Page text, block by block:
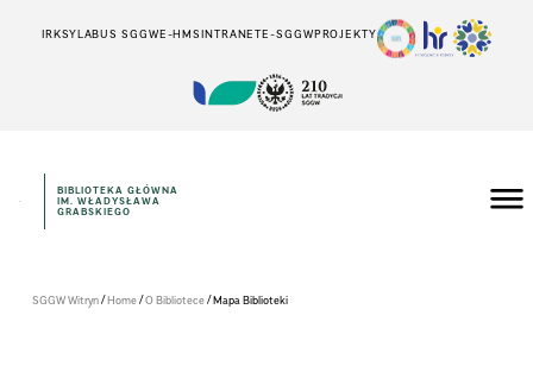
IRKSYLABUS SGGWE-HMSINTRANETE-SGGWPROJEKTY
BIBLIOTEKA GŁÓWNA
IM. WŁADYSŁAWA
GRABSKIEGO
SGGW Witryn/Home/O Bibliotece/Mapa Biblioteki